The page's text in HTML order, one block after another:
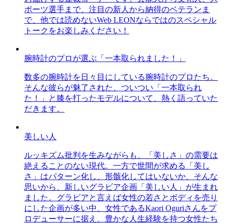
ポーツ選手まで、注目の新人から納得のベテランま
で、他では読めないWeb LEONならではのスペシャル
トークをお楽しみください！
腕時計のプロが選ぶ「一本取られました！」
数多の腕時計を日々目にしている腕時計のプロたち。
そんな彼らが魅了された、ついつい「一本取られ
た！」と膝を打ったモデルについて、熱く語っていた
だきます。
美しい人
ルッキズム批判を生みながらも、「美しさ」の需要は
絶えることのない現代。一方で世間が求める「美し
さ」はパターン化し、形骸化してはいないか、そんな
思いから、新しいグラビア企画「美しい人」が生まれ
ました。グラビアと言えば女性の若さとボディを売り
にした企画が多い中、女性であるKaori Oguriさんをプ
ロデューサーに据え、豊かな人生経験を持つ女性たち